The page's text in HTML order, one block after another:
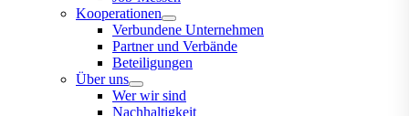
Kooperationen
Verbundene Unternehmen
Partner und Verbände
Beteiligungen
Über uns
Wer wir sind
Nachhaltigkeit